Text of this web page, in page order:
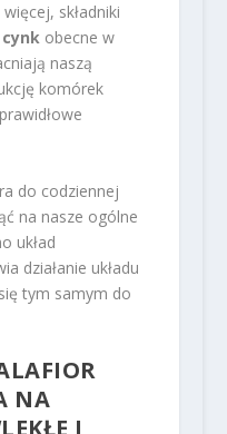
składniki
cynkobecne w
naszą
komórek
do codziennej
na nasze ogólne
układ
działanie układu
tym samym do
NA
I